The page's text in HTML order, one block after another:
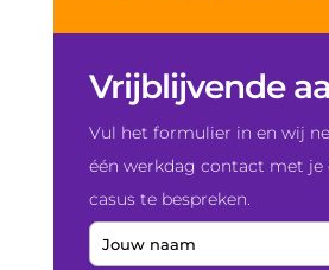
Vrijblijvende
Vul het formulier in en wij
één werkdag contact met
casus te bespreken.